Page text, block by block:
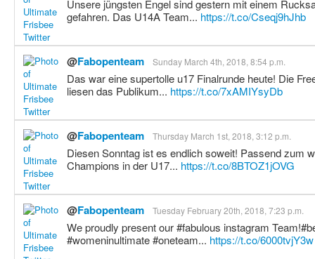
Unsere jüngsten Engel sind gestern mit einem
gefahren. Das U14A Team... https://t.co/Cseqj9hJhb
@Fabopenteam Sunday March 4th, 2018, 8:54 p.m.
Das war eine supertolle u17 Finalrunde heute! Die
liesen das Publikum... https://t.co/7xAMIYsyDb
@Fabopenteam Thursday March 1st, 2018, 3:12 p.m.
Diesen Sonntag ist es endlich soweit! Passend zum
Champions in der U17... https://t.co/8BTOZ1jOVG
@Fabopenteam Tuesday February 20th, 2018, 7:23 p.m.
We proudly present our #fabulous instagram
#womeninultimate #oneteam... https://t.co/6000tvjY3w